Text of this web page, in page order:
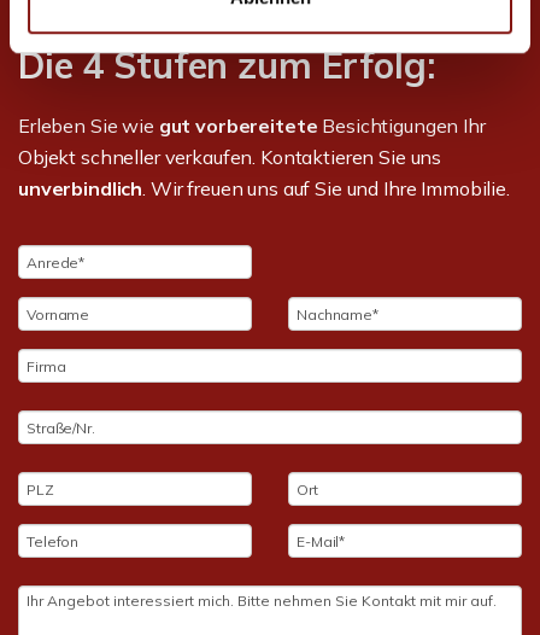
Die 4 Stufen zum Erfolg:
Erleben Sie wie gut vorbereitete Besichtigungen Ihr
Objekt schneller verkaufen. Kontaktieren Sie uns
unverbindlich. Wir freuen uns auf Sie und Ihre Immobilie.